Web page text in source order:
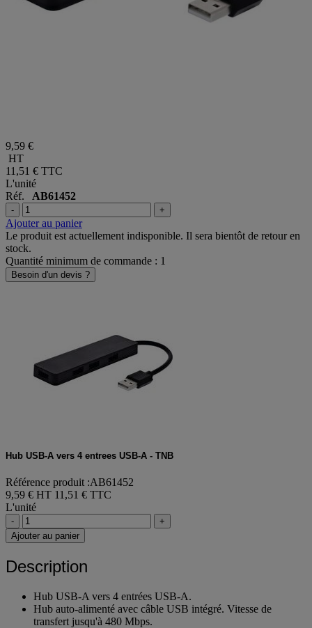
9,59 €
HT
11,51 € TTC
L'unité
Réf. AB61452
- +
Ajouter au panier
Le produit est actuellement indisponible. Il sera bientôt de retour en
stock.
Quantité minimum de commande : 1
Besoin d'un devis ?
Hub USB-A vers 4 entrees USB-A - TNB
Référence produit :AB61452
9,59 € HT 11,51 € TTC
L'unité
-
+
Ajouter au panier
Description
Hub USB-A vers 4 entrées USB-A.
Hub auto-alimenté avec câble USB intégré. Vitesse de
transfert jusqu'à 480 Mbps.